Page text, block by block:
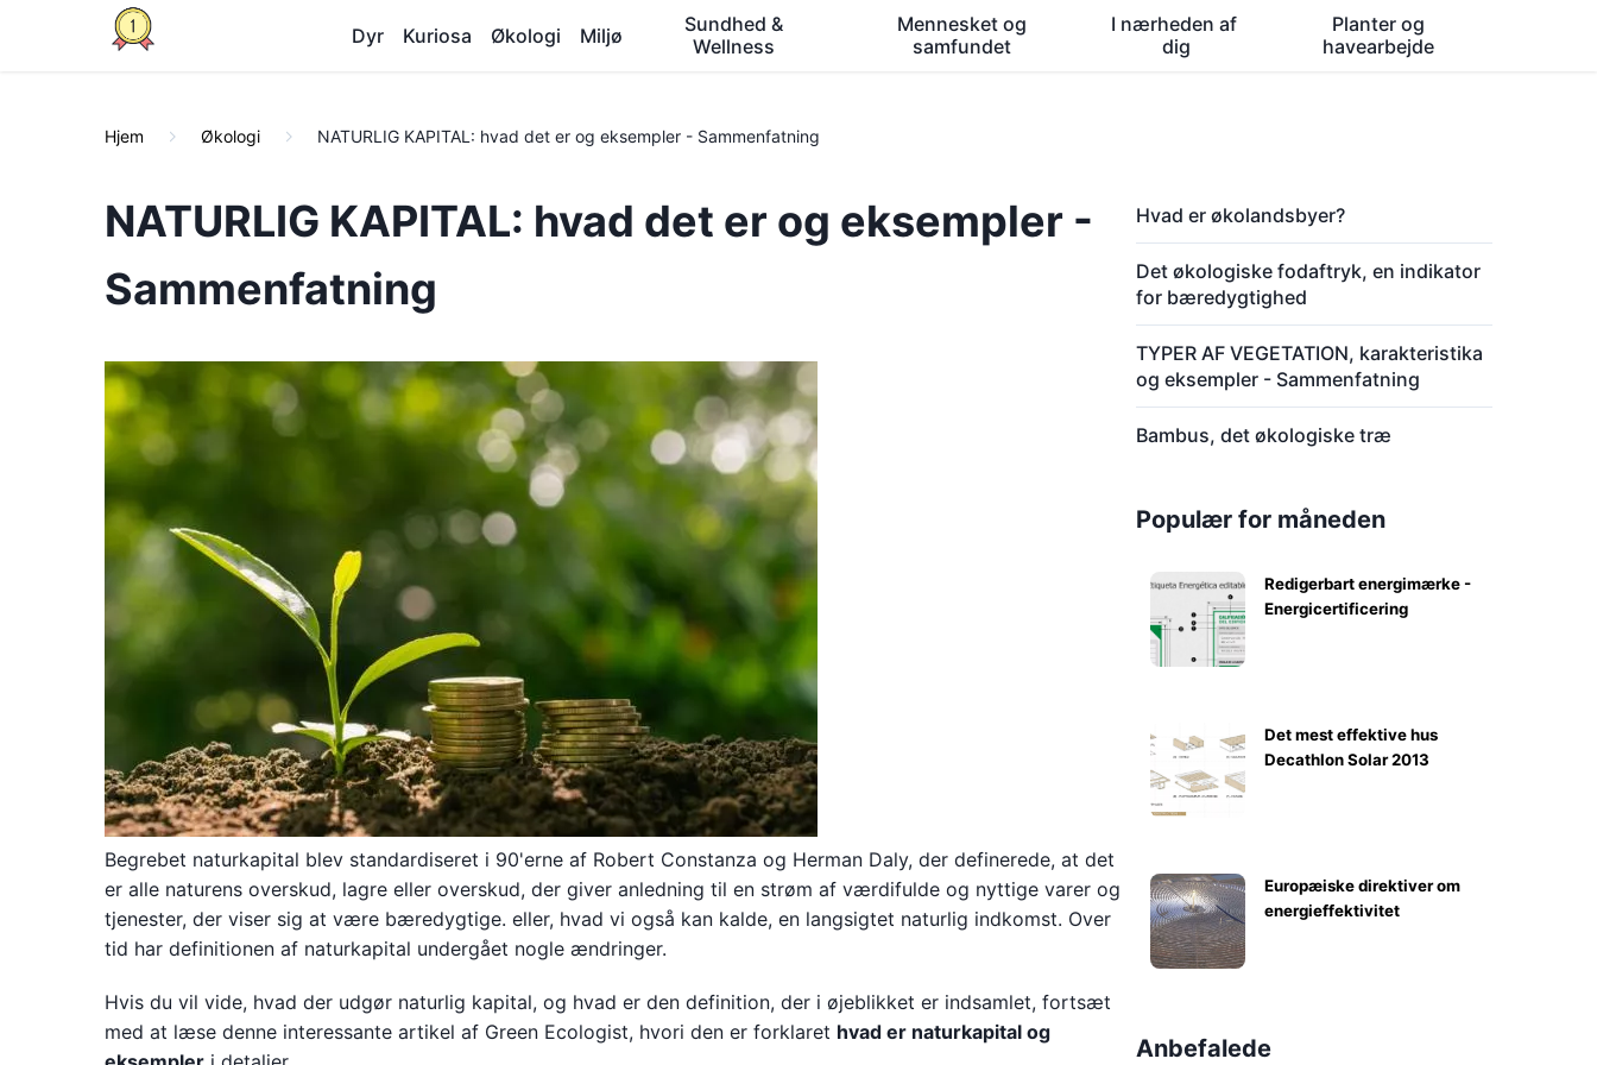
Dyr Kuriosa Økologi Miljø
Sundhed &
Wellness
Mennesket og
samfundet
I nærheden af ​​
dig
Planter og
havearbejde
Hjem Økologi NATURLIG KAPITAL: hvad det er og eksempler - Sammenfatning
NATURLIG KAPITAL: hvad det er og eksempler -
Sammenfatning
Begrebet naturkapital blev standardiseret i 90'erne af Robert Constanza og Herman Daly, der definerede, at det
er alle naturens overskud, lagre eller overskud, der giver anledning til en strøm af værdifulde og nyttige varer og
tjenester, der viser sig at være bæredygtige. eller, hvad vi også kan kalde, en langsigtet naturlig indkomst. Over
tid har definitionen af naturkapital undergået nogle ændringer.
Hvis du vil vide, hvad der udgør naturlig kapital, og hvad er den definition, der i øjeblikket er indsamlet, fortsæt
med at læse denne interessante artikel af Green Ecologist, hvori den er forklaret hvad er naturkapital og
Hvad er økolandsbyer?
Det økologiske fodaftryk, en indikator
for bæredygtighed
TYPER AF VEGETATION, karakteristika
og eksempler - Sammenfatning
Bambus, det økologiske træ
Populær for måneden
Redigerbart energimærke -
Energicertificering
Det mest effektive hus
Decathlon Solar 2013
Europæiske direktiver om
energieffektivitet
Anbefalede